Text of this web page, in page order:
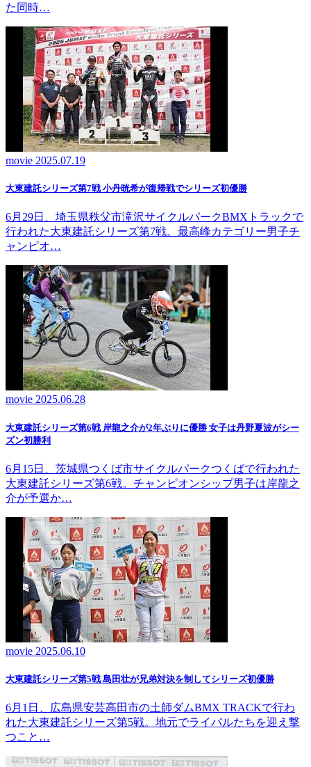
た同時…
movie 2025.07.19
大東建託シリーズ第7戦 ⼩丹晄希が復帰戦でシリーズ初優勝
6月29日、埼玉県秩父市滝沢サイクルパークBMXトラックで
行われた大東建託シリーズ第7戦。最高峰カテゴリー男子チ
ャンピオ…
movie 2025.06.28
大東建託シリーズ第6戦 岸龍之介が2年ぶりに優勝 女子は丹野夏波がシー
ズン初勝利
6月15日、茨城県つくば市サイクルパークつくばで行われた
大東建託シリーズ第6戦。チャンピオンシップ男子は岸龍之
介が予選か…
movie 2025.06.10
大東建託シリーズ第5戦 島田壮が兄弟対決を制してシリーズ初優勝
6月1日、広島県安芸高田市の土師ダムBMX TRACKで行わ
れた大東建託シリーズ第5戦。地元でライバルたちを迎え撃
つこと…